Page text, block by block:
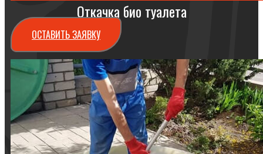
Откачка био туалета
ОСТАВИТЬ ЗАЯВКУ